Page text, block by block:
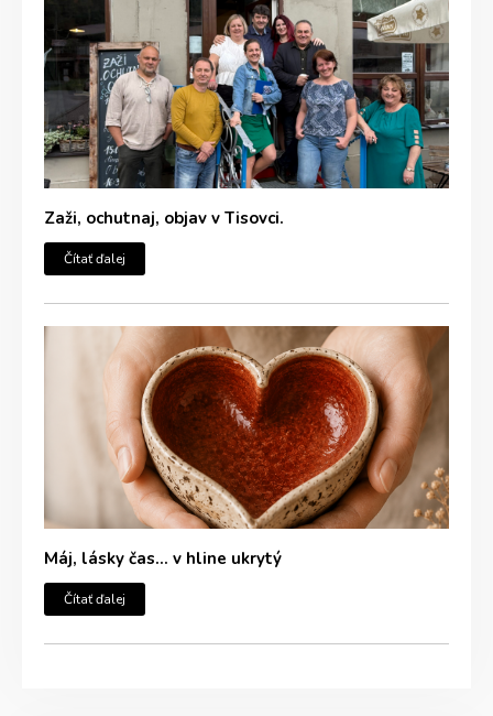
Zaži, ochutnaj, objav v Tisovci.
Čítať ďalej
Máj, lásky čas… v hline ukrytý
Čítať ďalej